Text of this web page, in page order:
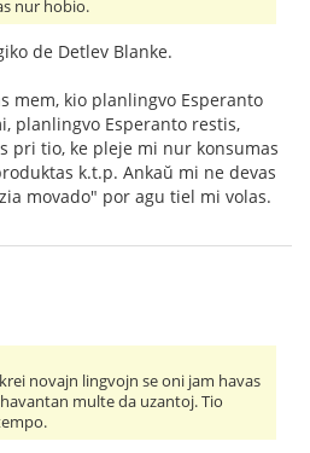
nur hobio.
de Detlev Blanke.
mem, kio planlingvo Esperanto
planlingvo Esperanto restis,
pri tio, ke pleje mi nur konsumas
k.t.p. Ankaŭ mi ne devas
movado" por agu tiel mi volas.
novajn lingvojn se oni jam havas
multe da uzantoj. Tio